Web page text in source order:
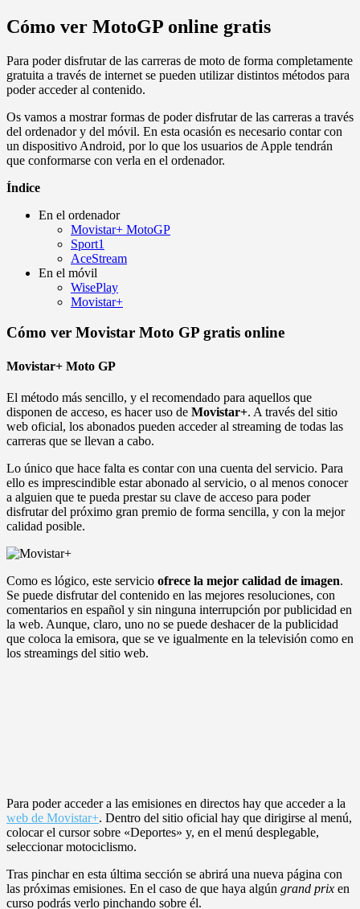
Cómo ver MotoGP online gratis
Para poder disfrutar de las carreras de moto de forma completamente
gratuita a través de internet se pueden utilizar distintos métodos para
poder acceder al contenido.
Os vamos a mostrar formas de poder disfrutar de las carreras a través
del ordenador y del móvil. En esta ocasión es necesario contar con
un dispositivo Android, por lo que los usuarios de Apple tendrán
que conformarse con verla en el ordenador.
Índice
En el ordenador
Movistar+ MotoGP
Sport1
AceStream
En el móvil
WisePlay
Movistar+
Cómo ver Movistar Moto GP gratis online
Movistar+ Moto GP
El método más sencillo, y el recomendado para aquellos que
disponen de acceso, es hacer uso de Movistar+. A través del sitio
web oficial, los abonados pueden acceder al streaming de todas las
carreras que se llevan a cabo.
Lo único que hace falta es contar con una cuenta del servicio. Para
ello es imprescindible estar abonado al servicio, o al menos conocer
a alguien que te pueda prestar su clave de acceso para poder
disfrutar del próximo gran premio de forma sencilla, y con la mejor
calidad posible.
Como es lógico, este servicio ofrece la mejor calidad de imagen.
Se puede disfrutar del contenido en las mejores resoluciones, con
comentarios en español y sin ninguna interrupción por publicidad en
la web. Aunque, claro, uno no se puede deshacer de la publicidad
que coloca la emisora, que se ve igualmente en la televisión como en
los streamings del sitio web.
Para poder acceder a las emisiones en directos hay que acceder a la
web de Movistar+. Dentro del sitio oficial hay que dirigirse al menú,
colocar el cursor sobre «Deportes» y, en el menú desplegable,
seleccionar motociclismo.
Tras pinchar en esta última sección se abrirá una nueva página con
las próximas emisiones. En el caso de que haya algún grand prix en
curso podrás verlo pinchando sobre él.